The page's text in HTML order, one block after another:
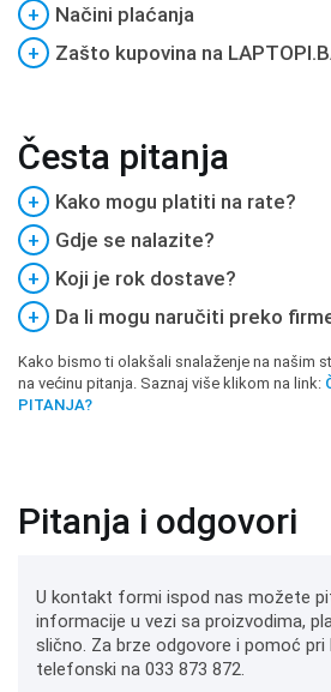
+
Načini plaćanja
+
Zašto kupovina na
Česta pitanja
+
Kako mogu platiti na rate?
+
Gdje se nalazite?
+
Koji je rok dostave?
+
Da li mogu naručiti preko
Kako bismo ti olakšali snalaženje na našim
na većinu pitanja. Saznaj više klikom na link:
PITANJA?
Pitanja i odgovori
U kontakt formi ispod nas možete
informacije u vezi sa proizvodima,
slično. Za brze odgovore i pomoć
telefonski na 033 873 872.